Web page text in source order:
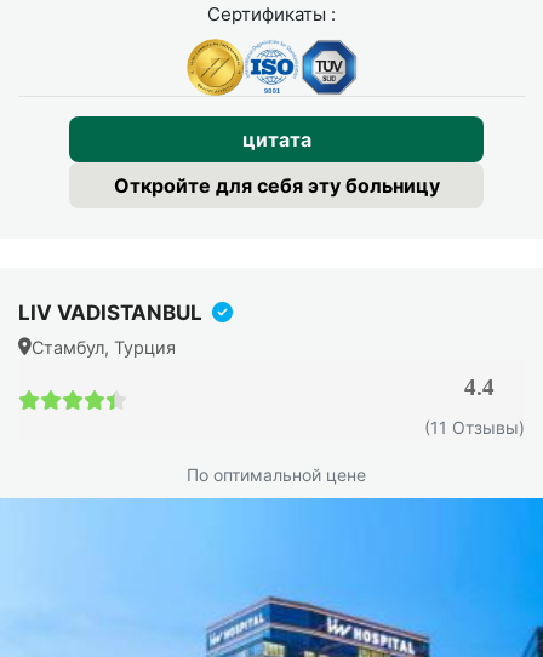
наркозом, пациент ничего не чувствует и не помнит
Эндоскоп через нос:хирург вводит тонкий
эндоскоп с видеокамерой через ноздрю, картинка
выводится на монитор в увеличенном формате
Удаление полипов и очищение пазух:
помощью шейвера (микродебридера) полипы
аспирируются и бескровно отсекаются; пазухи
устанавливаются рассасывающиеся стенты с депо
кортикостероида, они предотвращают сращения и
операция
Классическое удаление петлёй, старый метод, при
котором хирург срезает полипы механически.
Сертификаты :
цитата
Откройте для себя эту больницу
LIV VADISTANBUL
Стамбул, Турция
4.4 / 5
4.4
(11 Отзывы)
По оптимальной цене